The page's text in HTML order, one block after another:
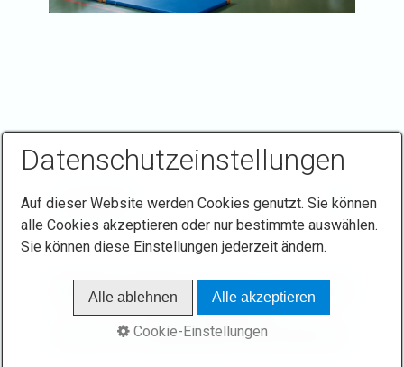
Startseite Kontakt Impressum
Datenschutz
Links
Sponsoren
© 2026 Turn- und Sportverein 1906 Gaiberg e.V.
Datenschutzeinstellungen
Auf dieser Website werden Cookies genutzt. Sie können
alle Cookies akzeptieren oder nur bestimmte auswählen.
Sie können diese Einstellungen jederzeit ändern.
Alle ablehnen Alle akzeptieren
Cookie-Einstellungen